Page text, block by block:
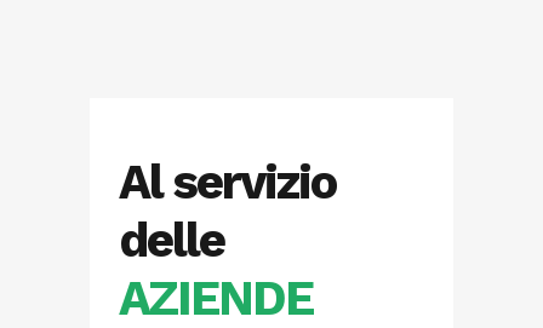
Al servizio
delle
AZIENDE